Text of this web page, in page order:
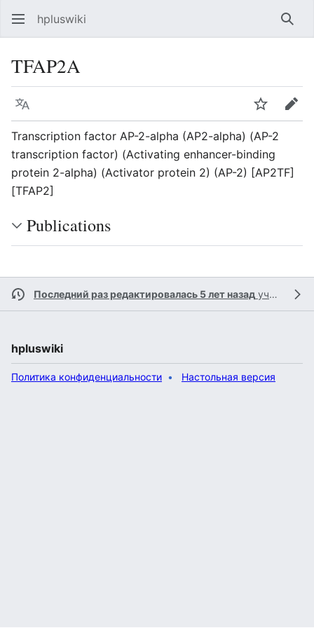
hpluswiki
TFAP2A
Язык Следить
Transcription factor AP-2-alpha (AP2-alpha) (AP-2
transcription factor) (Activating enhancer-binding
protein 2-alpha) (Activator protein 2) (AP-2) [AP2TF]
[TFAP2]
Publications
Последний раз редактировалась 5 лет назад участником
hpluswiki
Политика конфиденциальности Настольная версия